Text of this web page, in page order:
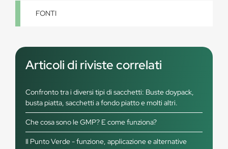
FONTI
Articoli di riviste correlati
Confronto tra i diversi tipi di sacchetti: Buste doypack,
busta piatta, sacchetti a fondo piatto e molti altri.
Che cosa sono le GMP? E come funziona?
Il Punto Verde - funzione, applicazione e alternative